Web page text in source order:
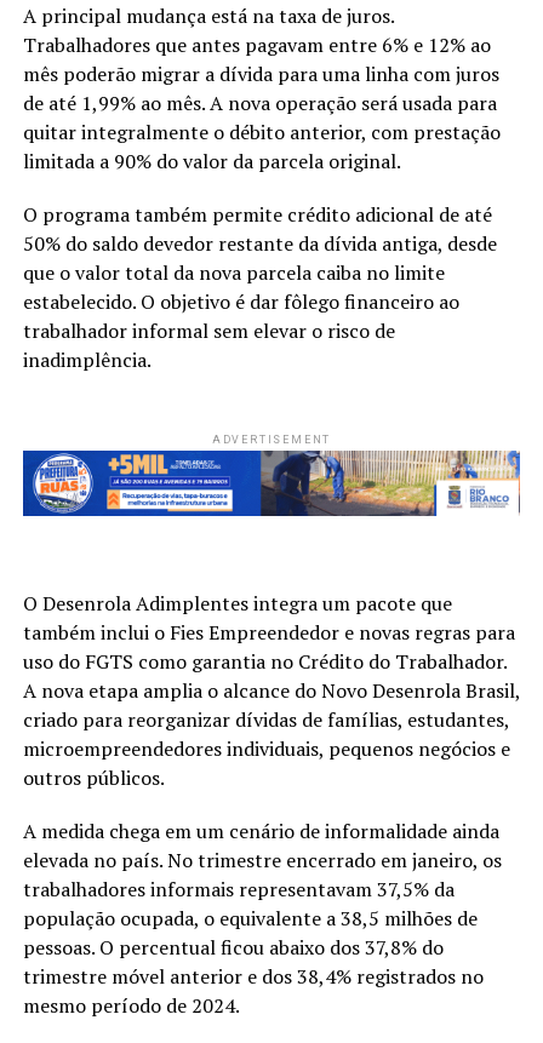
A principal mudança está na taxa de juros.
Trabalhadores que antes pagavam entre 6% e 12% ao
mês poderão migrar a dívida para uma linha com juros
de até 1,99% ao mês. A nova operação será usada para
quitar integralmente o débito anterior, com prestação
limitada a 90% do valor da parcela original.
O programa também permite crédito adicional de até
50% do saldo devedor restante da dívida antiga, desde
que o valor total da nova parcela caiba no limite
estabelecido. O objetivo é dar fôlego financeiro ao
trabalhador informal sem elevar o risco de
inadimplência.
ADVERTISEMENT
O Desenrola Adimplentes integra um pacote que
também inclui o Fies Empreendedor e novas regras para
uso do FGTS como garantia no Crédito do Trabalhador.
A nova etapa amplia o alcance do Novo Desenrola Brasil,
criado para reorganizar dívidas de famílias, estudantes,
microempreendedores individuais, pequenos negócios e
outros públicos.
A medida chega em um cenário de informalidade ainda
elevada no país. No trimestre encerrado em janeiro, os
trabalhadores informais representavam 37,5% da
população ocupada, o equivalente a 38,5 milhões de
pessoas. O percentual ficou abaixo dos 37,8% do
trimestre móvel anterior e dos 38,4% registrados no
mesmo período de 2024.